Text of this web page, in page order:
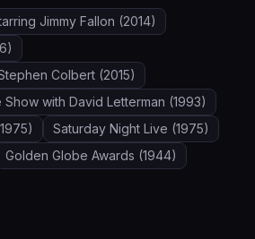
Jimmy Fallon (2014)
Colbert (2015)
Show with David Letterman (1993)
Saturday Night Live (1975)
Golden Globe Awards (1944)